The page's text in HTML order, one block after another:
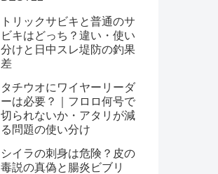
トリックサビキと普通のサ
ビキはどっち？違い・使い
分けと日中スレ堤防の釣果
差
タチウオにワイヤーリーダ
ーは必要？｜フロロ何号で
切られないか・アタリが減
る問題の使い分け
シイラの刺身は危険？皮の
毒説の真偽と腸炎ビブリ